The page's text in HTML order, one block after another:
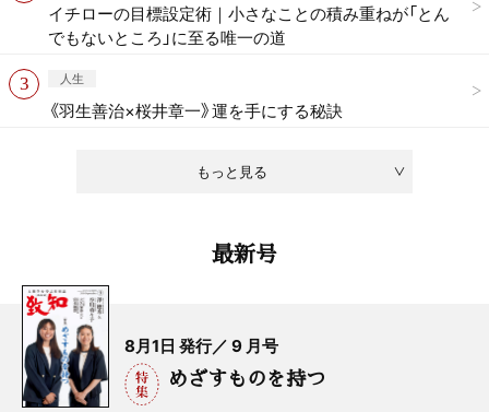
もっと見る
イチローの目標設定術｜小さなことの積み重ねが「とん
でもないところ」に至る唯一の道
人生
《羽生善治×桜井章一》運を手にする秘訣
最新号
8月1日 発行／ 9 月号
めざすものを持つ